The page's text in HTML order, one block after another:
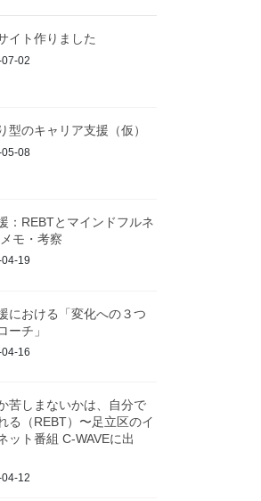
イト作りました
02
型のキャリア支援（仮）
08
：REBTとマインドフルネ
・考察
19
における「変化への３つ
ーチ」
16
苦しまないかは、自分で
る（REBT）〜足立区のイ
ット番組 C-WAVEに出
12